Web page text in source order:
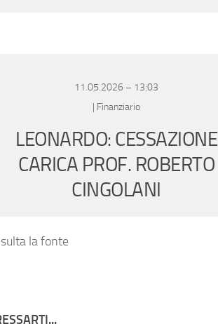
11.05.2026 – 13:03
| Finanziario
LEONARDO: CESSAZIONE
CARICA PROF. ROBERTO
CINGOLANI
la fonte